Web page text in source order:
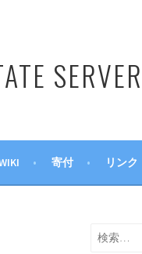
SERVER
寄付 リンク
検